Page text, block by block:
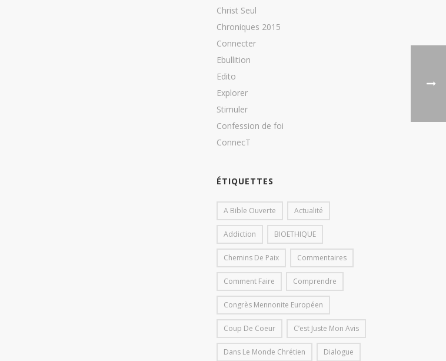
Christ Seul
Chroniques 2015
Connecter
Ebullition
Edito
Explorer
Stimuler
Confession de foi
ConnecT
ÉTIQUETTES
A Bible Ouverte Actualité
Addiction BIOETHIQUE
Chemins De Paix Commentaires
Comment Faire Comprendre
Congrès Mennonite Européen
Coup De Coeur C’est Juste Mon Avis
Dans Le Monde Chrétien Dialogue